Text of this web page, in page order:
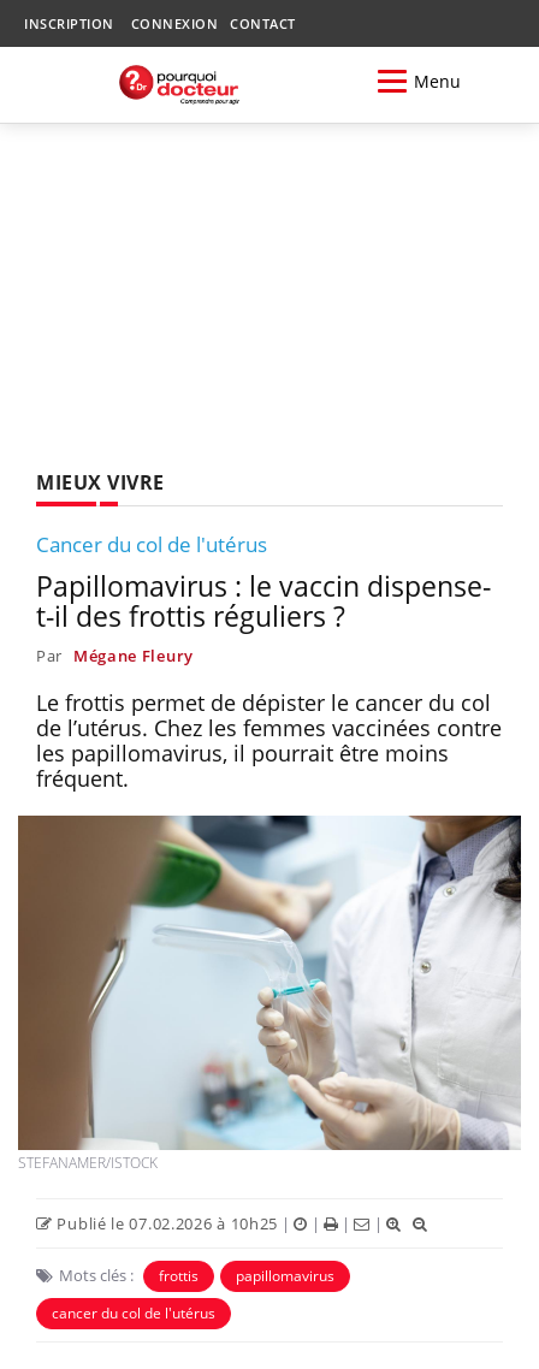
INSCRIPTION CONNEXION CONTACT
Menu
MIEUX VIVRE
Cancer du col de l'utérus
Papillomavirus : le vaccin dispense-
t-il des frottis réguliers ?
Par Mégane Fleury
Le frottis permet de dépister le cancer du col
de l’utérus. Chez les femmes vaccinées contre
les papillomavirus, il pourrait être moins
fréquent.
STEFANAMER/ISTOCK
Publié le 07.02.2026 à 10h25 | | | |
Mots clés : frottis
papillomavirus
cancer du col de l'utérus